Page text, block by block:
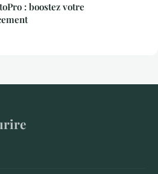
: boostez votre